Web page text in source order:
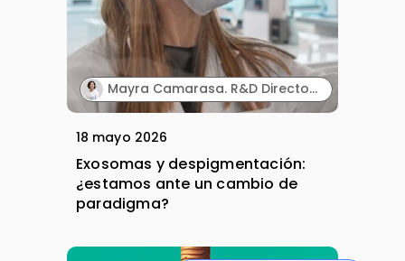
Mayra Camarasa. R&D Director. MartiDerm.
18 mayo 2026
Exosomas y despigmentación:
¿estamos ante un cambio de
paradigma?